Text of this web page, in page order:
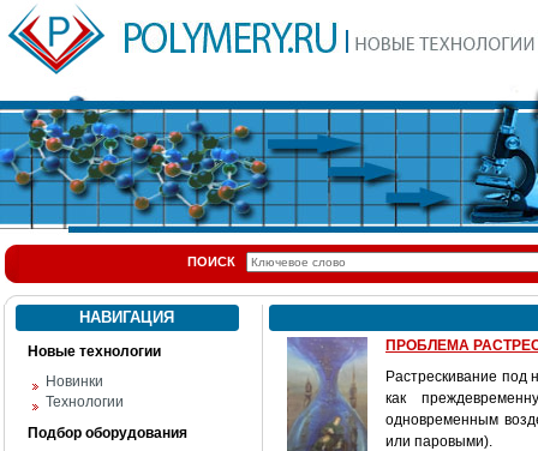
ПОИСК
НАВИГАЦИЯ
Новые технологии
Новинки
Технологии
Подбор оборудования
ПРОБЛЕМА
Растрескивание
как
одновременным
или паровыми).